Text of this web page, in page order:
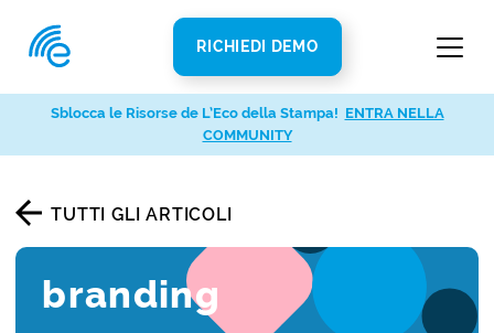
RICHIEDI DEMO
TUTTI GLI ARTICOLI
branding
Sblocca le Risorse de L’Eco della Stampa! ENTRA NELLA
COMMUNITY